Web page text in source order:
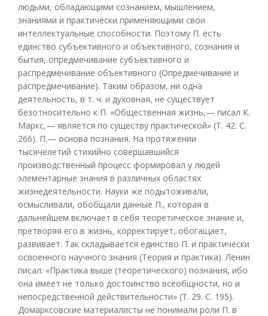
людьми, обладающими сознанием, мышлением,
знаниями и практически применяющими свои
интеллектуальные способности. Поэтому П. есть
единство субъективного и объективного, сознания и
бытия, опредмечивание субъективного и
распредмечивание объективного (Опредмечивание и
распредмечивание). Таким образом, ни одна
деятельность, в т. ч. и духовная, не существует
безотносительно к П. «Общественная жизнь,— писал К.
Маркс,— является по существу практической» (Т. 42. С.
266). П.— основа познания. На протяжении
тысячелетий стихийно совершавшийся
производственный процесс формировал у людей
элементарные знания в различных областях
жизнедеятельности. Науки же подытоживали,
осмысливали, обобщали данные П., которая в
дальнейшем включает в себя теоретическое знание и,
претворяя его в жизнь, корректирует, обогащает,
развивает. Так складывается единство П. и практически
освоенного научного знания (Теория и практика). Ленин
писал: «Практика выше (теоретического) познания, ибо
она имеет не только достоинство всеобщности, но и
непосредственной действительности» (Т. 29. С. 195).
Домарксовские материалисты не понимали роли П. в